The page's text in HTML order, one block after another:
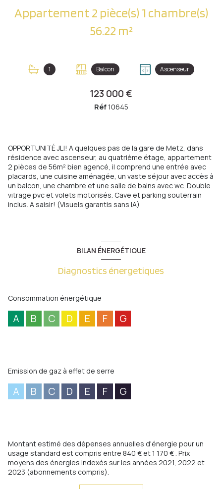
Appartement 2 pièce(s) 1 chambre(s)
56.22 m²
1 Balcon Ascenseur
123 000 €
Réf10645
OPPORTUNITÉ JLI! A quelques pas de la gare de Metz, dans
résidence avec ascenseur, au quatrième étage, appartement
2 pièces de 56m² bien agencé, il comprend une entrée avec
placards, une cuisine aménagée, un vaste séjour avec accès à
un balcon, une chambre et une salle de bains avec wc. Double
vitrage pvc et volets motorisés. Cave et parking souterrain
inclus. A saisir! (Visuels garantis sans IA)
BILAN ÉNERGÉTIQUE
Diagnostics énergetiques
Consommation énergétique
A B C D E F G
Emission de gaz à effet de serre
A B C D E F G
Montant estimé des dépenses annuelles d'énergie pour un
usage standard est compris entre 840 € et 1 170 € . Prix
moyens des énergies indexés sur les années 2021, 2022 et
2023 (abonnements compris).